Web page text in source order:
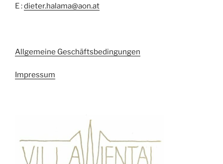
E :dieter.halama@aon.at
Allgemeine Geschäftsbedingungen
Impressum